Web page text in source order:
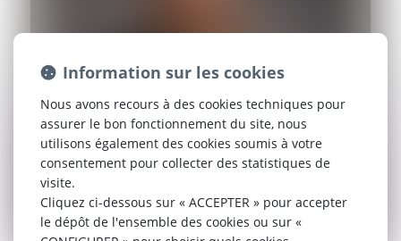
Information sur les cookies
Nous avons recours à des cookies techniques pour
assurer le bon fonctionnement du site, nous
utilisons également des cookies soumis à votre
consentement pour collecter des statistiques de
visite.
Cliquez ci-dessous sur « ACCEPTER » pour accepter
le dépôt de l'ensemble des cookies ou sur «